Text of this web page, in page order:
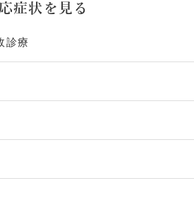
症状を見る
診療